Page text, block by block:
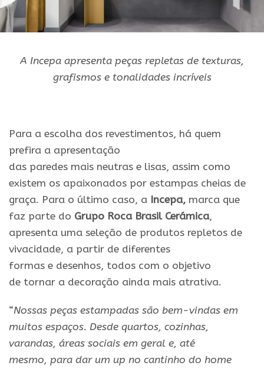
A Incepa apresenta peças repletas de texturas,
grafismos etonalidades incríveis
Para a escolha dos revestimentos, há quem
prefira a apresentação
das paredes mais neutras e lisas, assim como
existem os apaixonados por estampas cheias de
graça. Para o último caso, a Incepa, marca que
faz parte do Grupo Roca Brasil Cerámica,
apresenta uma seleção de produtos repletos de
vivacidade, a partir de diferentes
formas e desenhos, todos com o objetivo
de tornar a decoração ainda mais atrativa.
“Nossas peças estampadas são bem-vindas em
muitos espaços. Desde quartos, cozinhas,
varandas, áreas sociais em geral e, até
mesmo, para dar um up no cantinho do home